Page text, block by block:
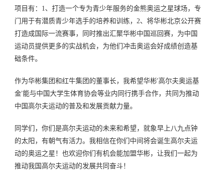
项目有：1、打造一个专为青少年服务的金熊奥运之星球场，专
门用于有潜质青少年选手的培养和训练，2、将华彬北京公开赛
打造成国际一流赛事，同时推出汇聚华彬中国巡回赛，为中国
运动员提供更多的实战机会，为他们冲击奥运会好成绩创造基
础条件。
作为华彬集团和红牛集团的董事长，我希望华彬'高尔夫奥运基
金'能与中国大学生体育协会等业内同行携手合作，共同为推动
中国高尔夫运动的普及和发展贡献力量。
同学们，你们是高尔夫运动的未来和希望，就象早上八九点钟
的太阳，有朝气有活力。我相信在你们中间将会诞生高尔夫运
动的奥运之星！也欢迎你们有机会能加盟华彬，让我们一起为
推动我国高尔夫运动的发展共同奋斗！